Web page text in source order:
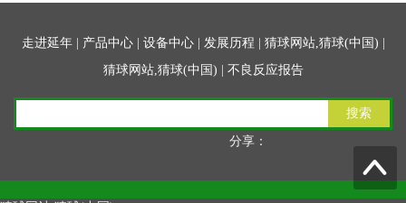
走进延年| 产品中心| 设备中心| 发展历程 猜球网站,猜球(中国)
猜球网站,猜球(中国)
不良反应报告
搜索
分享：